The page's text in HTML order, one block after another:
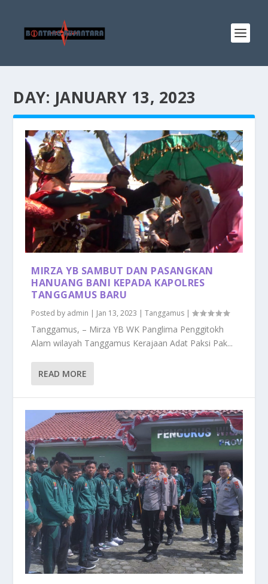
DAY: JANUARY 13, 2023
MIRZA YB SAMBUT DAN PASANGKAN
HANUANG BANI KEPADA KAPOLRES
TANGGAMUS BARU
Posted by admin | Jan 13, 2023 |Tanggamus |
Tanggamus, – Mirza YB WK Panglima Penggitokh
Alam wilayah Tanggamus Kerajaan Adat Paksi Pak...
READ MORE